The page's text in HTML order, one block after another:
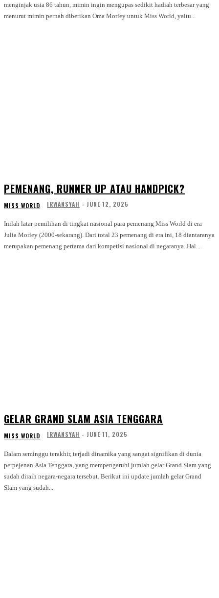
menginjak usia 86 tahun, mimin ingin mengupas sedikit hadiah terbesar yang
menurut mimin pernah diberikan Oma Morley untuk Miss World, yaitu...
PEMENANG, RUNNER UP ATAU HANDPICK?
MISS WORLD IRWANSYAH - JUNE 12, 2025
Inilah latar pemilihan di tingkat nasional para pemenang Miss World di era
Julia Morley (2000-sekarang). Dari total 23 pemenang di era ini, 18 diantaranya
merupakan pemenang pertama dari kompetisi nasional di negaranya. Hal...
GELAR GRAND SLAM ASIA TENGGARA
MISS WORLD IRWANSYAH - JUNE 11, 2025
Dalam seminggu terakhir, terjadi dinamika yang sangat signifikan di dunia
perpejenan Asia Tenggara, yang mempengaruhi jumlah gelar Grand Slam yang
sudah diraih negara-negara tersebut. Berikut ini update jumlah gelar Grand
Slam yang sudah...